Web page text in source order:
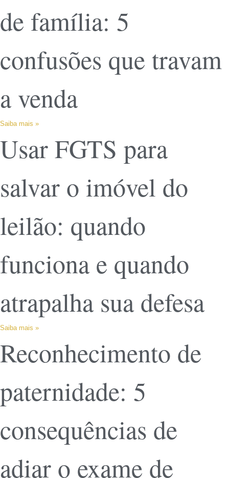
de família: 5
confusões que travam
a venda
Saiba mais »
Usar FGTS para
salvar o imóvel do
leilão: quando
funciona e quando
atrapalha sua defesa
Saiba mais »
Reconhecimento de
paternidade: 5
consequências de
adiar o exame de